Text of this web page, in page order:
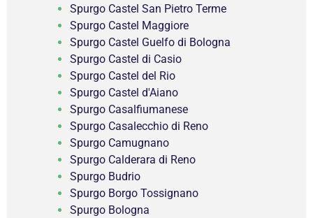
Spurgo Castel San Pietro Terme
Spurgo Castel Maggiore
Spurgo Castel Guelfo di Bologna
Spurgo Castel di Casio
Spurgo Castel del Rio
Spurgo Castel d'Aiano
Spurgo Casalfiumanese
Spurgo Casalecchio di Reno
Spurgo Camugnano
Spurgo Calderara di Reno
Spurgo Budrio
Spurgo Borgo Tossignano
Spurgo Bologna